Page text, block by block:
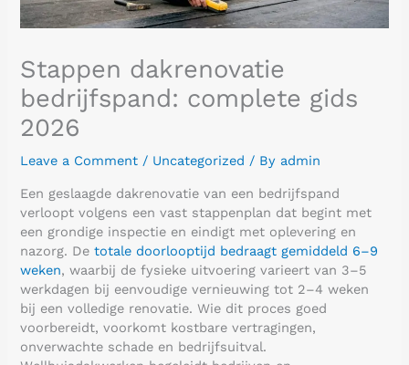
Stappen dakrenovatie
bedrijfspand: complete gids
2026
Leave a Comment / Uncategorized / By admin
Een geslaagde dakrenovatie van een bedrijfspand
verloopt volgens een vast stappenplan dat begint met
een grondige inspectie en eindigt met oplevering en
nazorg. Detotale doorlooptijd bedraagt gemiddeld 6–9
weken, waarbij de fysieke uitvoering varieert van 3–5
werkdagen bij eenvoudige vernieuwing tot 2–4 weken
bij een volledige renovatie. Wie dit proces goed
voorbereidt, voorkomt kostbare vertragingen,
onverwachte schade en bedrijfsuitval.